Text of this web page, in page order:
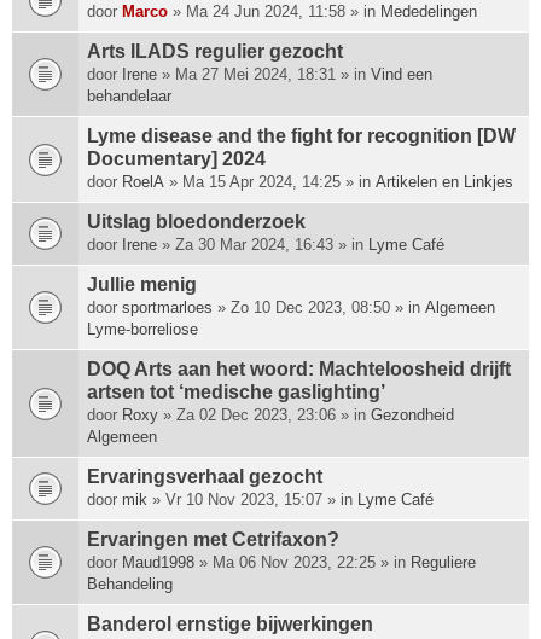
door Marco » Ma 24 Jun 2024, 11:58 » in Mededelingen
Arts ILADS regulier gezocht
door Irene » Ma 27 Mei 2024, 18:31 » in Vind een
behandelaar
Lyme disease and the fight for recognition [DW
Documentary] 2024
door RoelA » Ma 15 Apr 2024, 14:25 » in Artikelen en Linkjes
Uitslag bloedonderzoek
door Irene » Za 30 Mar 2024, 16:43 » in Lyme Café
Jullie menig
door sportmarloes » Zo 10 Dec 2023, 08:50 » in Algemeen
Lyme-borreliose
DOQ Arts aan het woord: Machte­loosheid drijft
artsen tot ‘medische gas­lighting’
door Roxy » Za 02 Dec 2023, 23:06 » in Gezondheid
Algemeen
Ervaringsverhaal gezocht
door mik » Vr 10 Nov 2023, 15:07 » in Lyme Café
Ervaringen met Cetrifaxon?
door Maud1998 » Ma 06 Nov 2023, 22:25 » in Reguliere
Behandeling
Banderol ernstige bijwerkingen